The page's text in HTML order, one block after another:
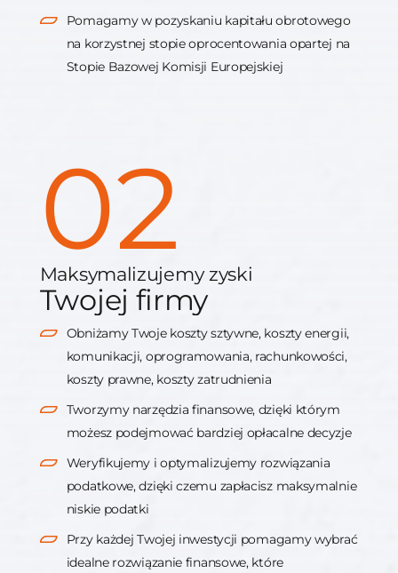
Pomagamy w pozyskaniu kapitału obrotowego
na korzystnej stopie oprocentowania opartej na
Stopie Bazowej Komisji Europejskiej
02
Maksymalizujemy zyski
Twojej firmy
Obniżamy Twoje koszty sztywne, koszty energii,
komunikacji, oprogramowania, rachunkowości,
koszty prawne, koszty zatrudnienia
Tworzymy narzędzia finansowe, dzięki którym
możesz podejmować bardziej opłacalne decyzje
Weryfikujemy i optymalizujemy rozwiązania
podatkowe, dzięki czemu zapłacisz maksymalnie
niskie podatki
Przy każdej Twojej inwestycji pomagamy wybrać
idealne rozwiązanie finansowe, które